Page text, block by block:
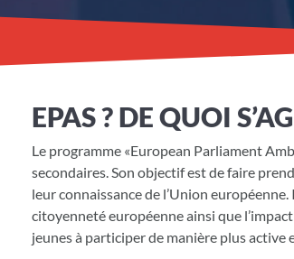
EPAS ? DE QUOI
Le programme «European Parliament
secondaires. Son objectif est de faire
leur connaissance de l’Union
citoyenneté européenne ainsi que
jeunes à participer de manière plus active